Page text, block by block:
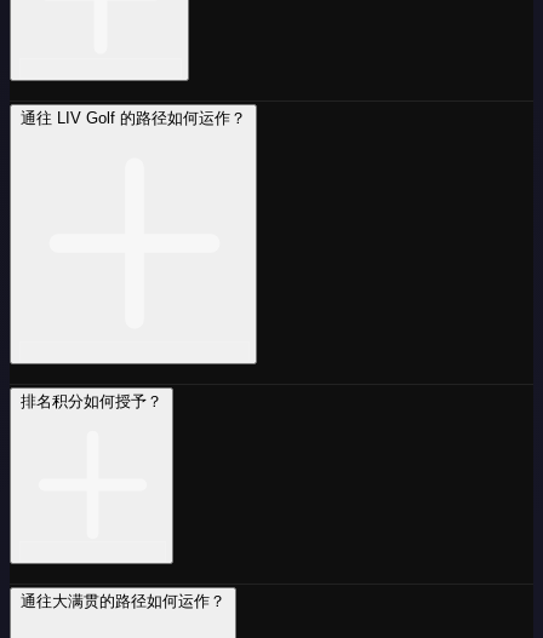
通往 LIV Golf 的路径如何运作？
排名积分如何授予？
通往大满贯的路径如何运作？